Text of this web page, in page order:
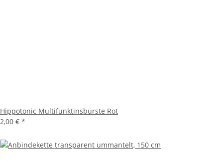
Hippotonic Multifunktinsbürste Rot
2,00 € *